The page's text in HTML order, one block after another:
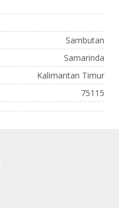
Sambutan
Samarinda
Kalimantan Timur
75115